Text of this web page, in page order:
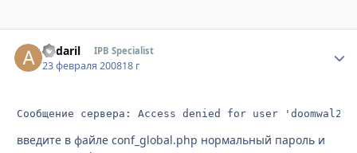
andaril IPB Specialist
23 февраля 200818 г
Сообщение сервера: Access denied for user
введите в файле conf_global.php нормальный пароль и